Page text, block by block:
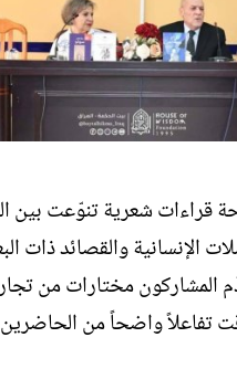
قراءات شعرية تنوّعت بين
الإنسانية والقصائد ذات
المشاركون مختارات من
تفاعلاً واضحاً من